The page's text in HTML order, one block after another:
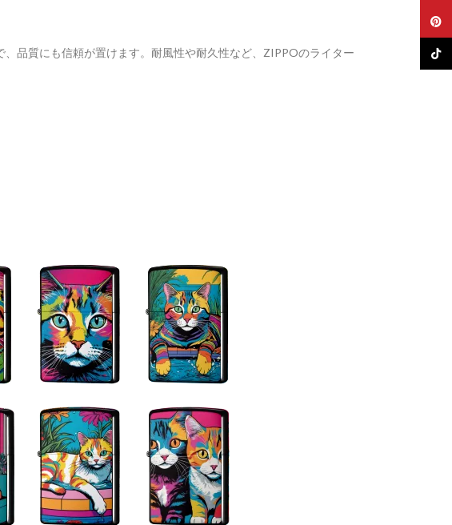
品質にも信頼が置けます。耐風性や耐久性など、ZIPPOのライター